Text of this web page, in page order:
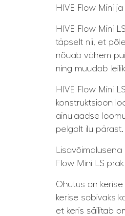
HIVE Flow Mini
HIVE Flow Mini
täpselt nii, et
nõuab vähem
ning muudab
HIVE Flow Mini
konstruktsioon
ainulaadse
pelgalt ilu
Flow Mini LS
Ohutus on
kerise sobivaks
et keris säilitab